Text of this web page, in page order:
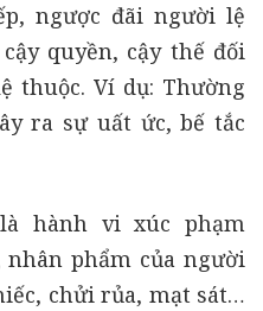
ngược đãi người lệ
quyền, cậy thế đối
thuộc. Ví dụ: Thường
ra sự uất ức, bế tắc
hành vi xúc phạm
phẩm của người
chửi rủa, mạt sát…